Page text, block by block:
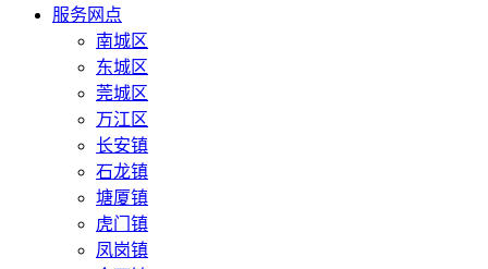
服务网点
南城区
东城区
莞城区
万江区
长安镇
石龙镇
塘厦镇
虎门镇
凤岗镇